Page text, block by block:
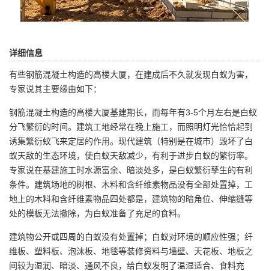
详细信息
有些钢筋混凝土构造的高楼大厦，在建成后不久就发现白蚁为害，
专家说其主要缘由如下：
钢筋混凝土构造的高楼大厦基建期长，而每年有3-5个月左右是白蚁
分飞繁衍的时间。建筑工地经常在晚上施工，而照明灯光恰恰起到
诱集繁衍蚁飞来定居的作用。现代建筑（特别是在城市）毁坏了白
蚁天敌的生态环境，使白蚁天敌减少，有利于进步白蚁的繁衍率。
专家说在基建施工时水源富余、暗淡处多，是白蚁繁衍孳生的有利
条件。建筑场地的树根、木料和含纤维素物品没有全部处置掉，工
地上的木料和含纤维素物品四处都是，建筑物的暗角位、伸缩缝等
处的模板无法撤除，为白蚁准备了充足的食料。
建筑物公开或四周的白蚁没有处置掉；白蚁对环境的顺应性强；纤
维板、塑料板、泡沫板、地毯等装修资料与墙壁、天花板、地板之
间较为湿润、暗淡、通风不良，给白蚁发明了温湿适合、食料充